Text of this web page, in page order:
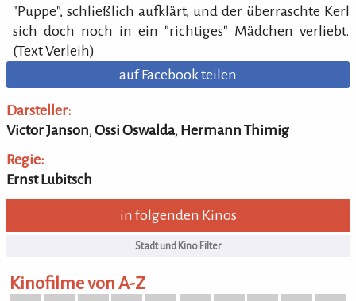
"Puppe", schließlich aufklärt, und der überraschte Kerl
sich doch noch in ein "richtiges" Mädchen verliebt.
(Text Verleih)
auf Facebook teilen
Darsteller:
Victor Janson, Ossi Oswalda, Hermann Thimig
Regie:
Ernst Lubitsch
in folgenden Kinos
Kinofilme von A-Z